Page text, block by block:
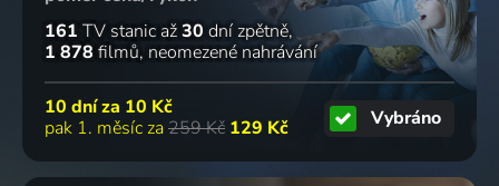
161 TV stanic až30 dní zpětně
1 878 filmů neomezené nahrávání
10 dní za 10 Kč
pak 1. měsíc za 259 Kč 129 Kč Vybráno